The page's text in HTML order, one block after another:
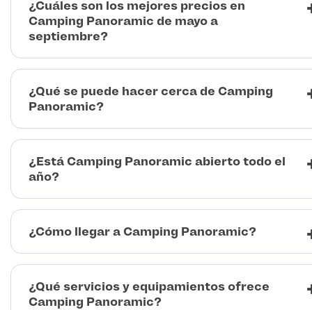
¿Cuáles son los mejores precios en
Camping Panoramic de mayo a
septiembre?
¿Qué se puede hacer cerca de Camping
Panoramic?
¿Está Camping Panoramic abierto todo el
año?
¿Cómo llegar a Camping Panoramic?
¿Qué servicios y equipamientos ofrece
Camping Panoramic?